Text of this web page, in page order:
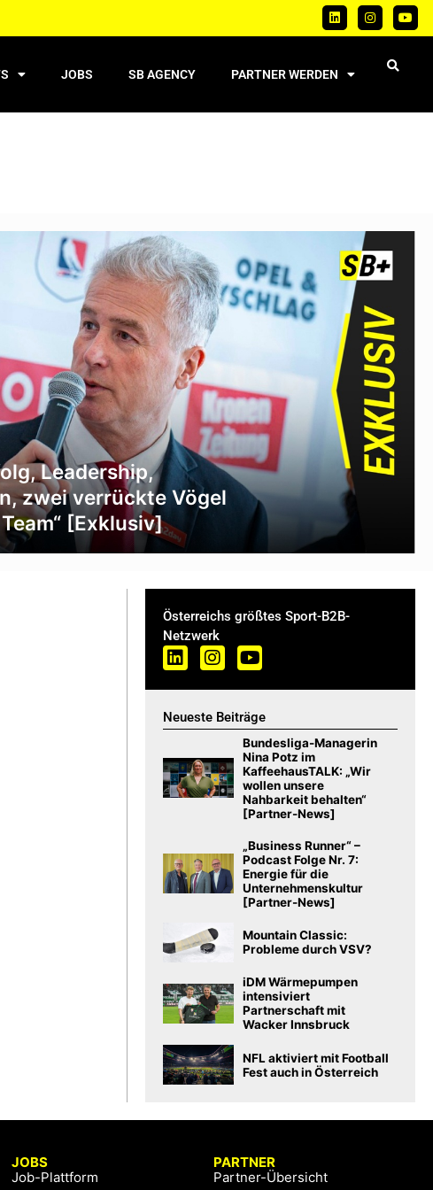
JOBS SB AGENCY PARTNER WERDEN
Leadership,
zwei verrückte Vögel
[Exklusiv]
Österreichs größtes Sport-B2B-
Netzwerk
Neueste Beiträge
Bundesliga-Managerin
Nina Potz im
KaffeehausTALK: „Wir
wollen unsere
Nahbarkeit behalten“
[Partner-News]
„Business Runner“ –
Podcast Folge Nr. 7:
Energie für die
Unternehmenskultur
[Partner-News]
Mountain Classic:
Probleme durch VSV?
iDM Wärmepumpen
intensiviert
Partnerschaft mit
Wacker Innsbruck
NFL aktiviert mit Football
Fest auch in Österreich
JOBS
Job-Plattform
PARTNER
Partner-Übersicht